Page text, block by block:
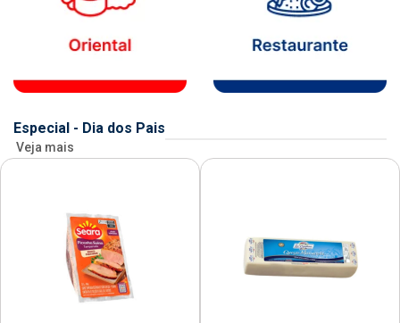
Especial - Dia dos Pais
Veja mais